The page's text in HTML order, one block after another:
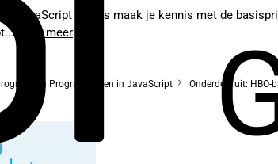
in JavaScript kennis maak je kennis met de
Lees meer
Programmeren in JavaScript Onderdeel uit: